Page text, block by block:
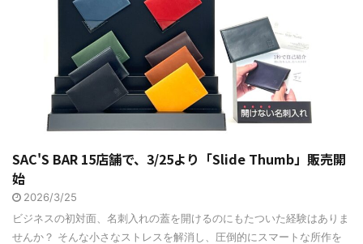
SAC'S BAR 15店舗で、3/25より「Slide Thumb」販売開
始
2026/3/25
ビジネスの初対面、名刺入れの蓋を開けるのにもたついた経験はありま
せんか？ そんな小さなストレスを解消し、圧倒的にスマートな所作を